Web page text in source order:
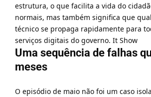
estrutura, o que facilita a vida do
normais, mas também significa que
técnico se propaga rapidamente para
serviços digitais do governo. It Show
Uma sequência de falhas
meses
O episódio de maio não foi um caso